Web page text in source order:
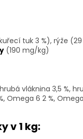
tuk 3 %), rýže (29
(190 mg/kg)
hrubá vláknina 3,5 %,
Omega 6 2 %,
v 1 kg: